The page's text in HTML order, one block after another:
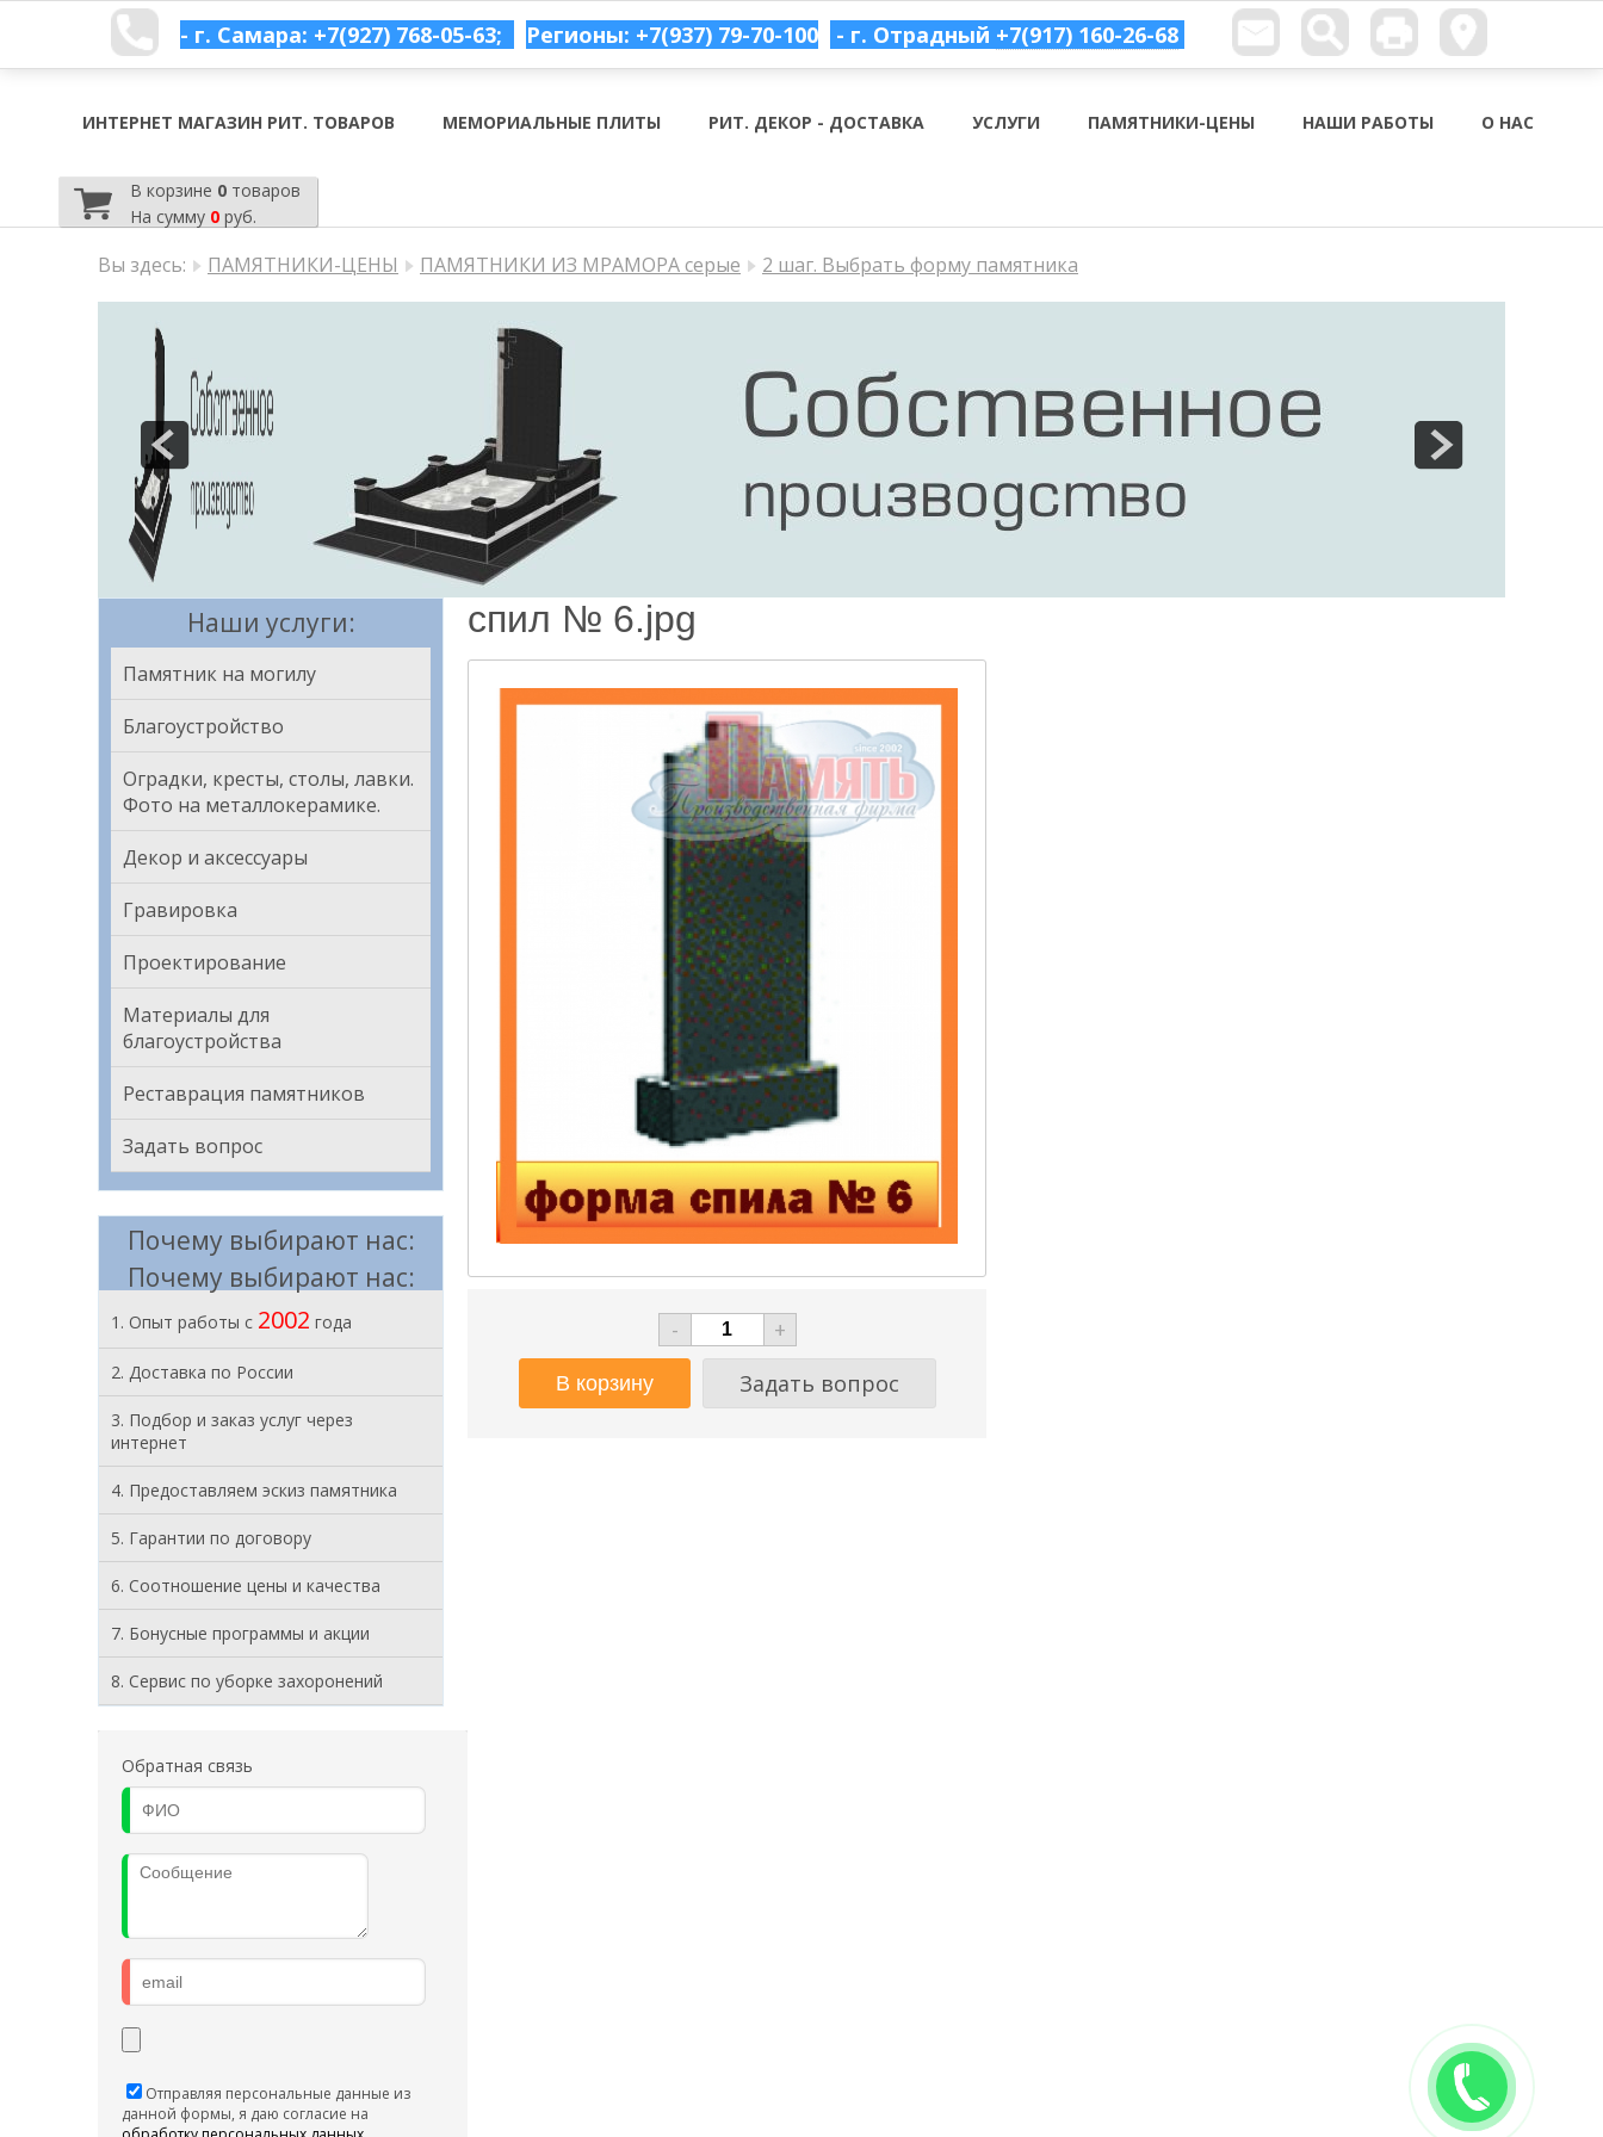
- г. Самара: +7(927) 768-05-63; Регионы: +7(937) 79-70-100 - г. Отрадный +7(917) 160-26-68
ИНТЕРНЕТ МАГАЗИН РИТ. ТОВАРОВ МЕМОРИАЛЬНЫЕ ПЛИТЫ РИТ. ДЕКОР - ДОСТАВКА УСЛУГИ ПАМЯТНИКИ-ЦЕНЫ НАШИ РАБОТЫ О НАС
В корзине 0товаров
На сумму 0руб.
Вы здесь: ПАМЯТНИКИ-ЦЕНЫ ПАМЯТНИКИ ИЗ МРАМОРА серые 2 шаг. Выбрать форму памятника
Наши услуги:
Памятник на могилу
Благоустройство
Оградки, кресты, столы, лавки.
Фото на металлокерамике.
Декор и аксессуары
Гравировка
Проектирование
Материалы для
благоустройства
Реставрация памятников
Задать вопрос
Почему выбирают нас:
Почему выбирают нас:
1. Опыт работы с 2002 года
2. Доставка по России
3. Подбор и заказ услуг через
интернет
4. Предоставляем эскиз памятника
5. Гарантии по договору
6. Соотношение цены и качества
7. Бонусные программы и акции
8. Cервис по уборке захоронений
Обратная связь
Отправляя персональные данные из
данной формы, я даю согласие на
спил № 6.jpg
-
+
Задать вопрос